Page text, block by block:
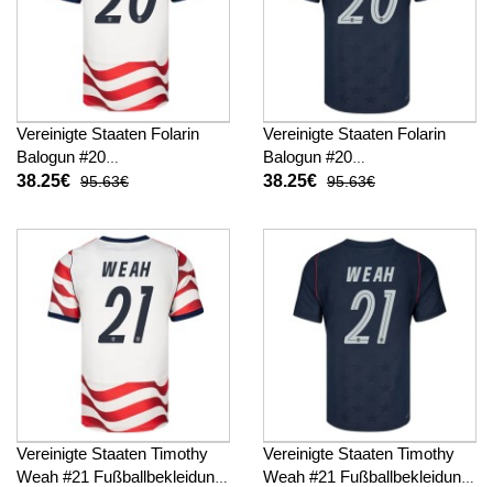
Vereinigte Staaten Folarin
Balogun #20
Fußballbekleidung Heimtrikot
38.25€ 95.63€
Vereinigte Staaten Folarin
Balogun #20
Fußballbekleidung
Kurzarm
38.25€ 95.63€
Vereinigte Staaten Timothy
Weah #21 Fußballbekleidung
Vereinigte Staaten Timothy
Weah #21 Fußballbekleidung